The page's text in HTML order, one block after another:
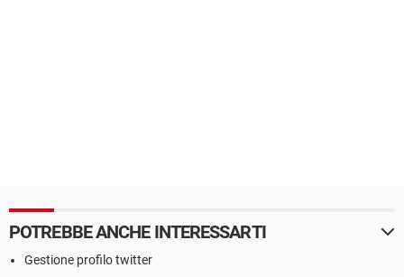
POTREBBE ANCHE INTERESSARTI
Gestione profilo twitter